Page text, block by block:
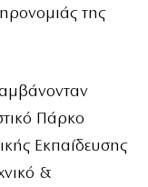
της
Πάρκο
Εκπαίδευσης
&